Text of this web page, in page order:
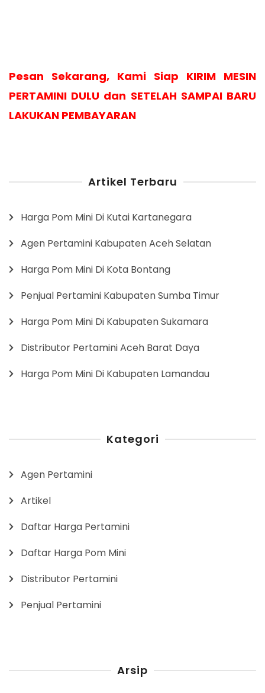
Pesan Sekarang, Kami Siap KIRIM MESIN
PERTAMINI DULU dan SETELAH SAMPAI BARU
LAKUKAN PEMBAYARAN
Artikel Terbaru
Harga Pom Mini Di Kutai Kartanegara
Agen Pertamini Kabupaten Aceh Selatan
Harga Pom Mini Di Kota Bontang
Penjual Pertamini Kabupaten Sumba Timur
Harga Pom Mini Di Kabupaten Sukamara
Distributor Pertamini Aceh Barat Daya
Harga Pom Mini Di Kabupaten Lamandau
Kategori
Agen Pertamini
Artikel
Daftar Harga Pertamini
Daftar Harga Pom Mini
Distributor Pertamini
Penjual Pertamini
Arsip